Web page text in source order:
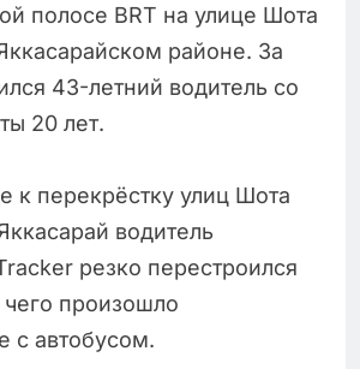
полосе BRT на улице Шота
районе. За
43-летний водитель со
20 лет.
к перекрёстку улиц Шота
водитель
резко перестроился
произошло
с автобусом.